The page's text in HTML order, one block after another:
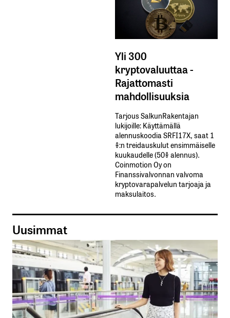
Yli 300
kryptovaluuttaa -
Rajattomasti
mahdollisuuksia
Tarjous SalkunRakentajan
lukijoille: Käyttämällä​ ​
alennuskoodia​ ​SRFI17X,​ ​saat​ ​1
%:n treidauskulut​ ​ensimmäiselle​ ​
kuukaudelle​ ​(50%​ ​alennus).
Coinmotion Oy on
Finanssivalvonnan valvoma
kryptovarapalvelun tarjoaja ja
maksulaitos.
Uusimmat